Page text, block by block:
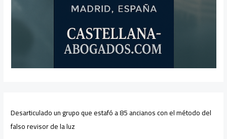
Desarticulado un grupo que estafó a 85 ancianos con el método del
falso revisor de la luz